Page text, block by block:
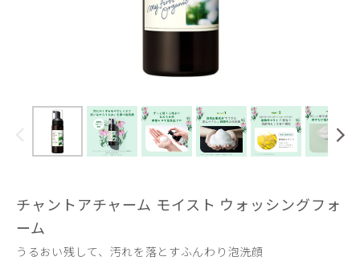
チャントアチャーム モイスト ウォッシングフォ
ーム
うるおい残して、汚れを落とすふんわり泡洗顔